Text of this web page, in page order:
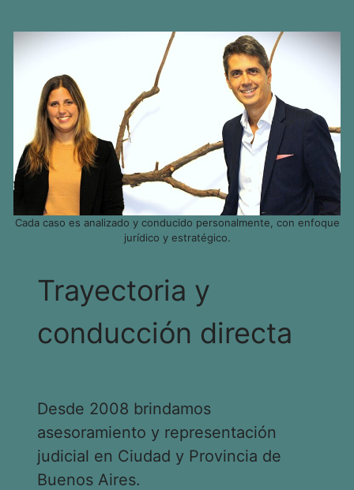
Cada caso es analizado y conducido personalmente, con enfoque
jurídico y estratégico.
Trayectoria y
conducción directa
Desde 2008 brindamos
asesoramiento y representación
judicial en Ciudad y Provincia de
Buenos Aires.